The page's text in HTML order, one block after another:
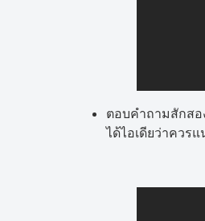
ตอบคำถามสักส
ได้ไอเดียว่าคว